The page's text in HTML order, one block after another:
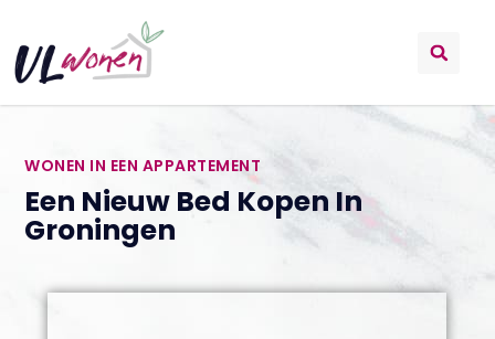
WONEN IN EEN APPARTEMENT
Een Nieuw Bed Kopen In
Groningen